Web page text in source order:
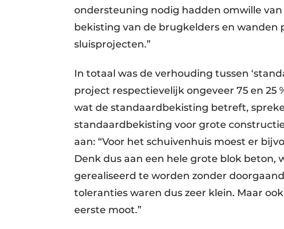
ondersteuning nodig hadden omwille
bekisting van de brugkelders en
sluisprojecten.”
In totaal was de verhouding tussen
project respectievelijk ongeveer 75 en 25
wat de standaardbekisting betreft,
standaardbekisting voor grote
aan: “Voor het schuivenhuis moest er
Denk dus aan een hele grote blok beton,
gerealiseerd te worden zonder
toleranties waren dus zeer klein. Maar
eerste moot.”